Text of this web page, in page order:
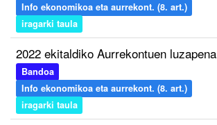
Info ekonomikoa eta aurrekont. (8. art.)
iragarki taula
2022 ekitaldiko Aurrekontuen luzapena
Bandoa
Info ekonomikoa eta aurrekont. (8. art.)
iragarki taula